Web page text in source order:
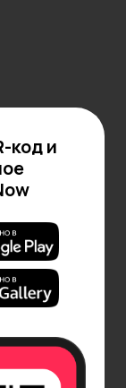
код и